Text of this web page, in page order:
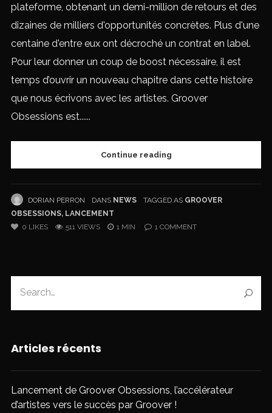
plateforme, obtenant un demi-million de retours et des
dizaines de milliers d'opportunités concrètes. Plus d'une
centaine d'entre eux ont décroché un contrat en label.
Pour leur donner un coup de boost nécessaire, il est
temps d’ouvrir un nouveau chapitre dans cette histoire
que nous écrivons avec les artistes. Groover
Obsessions est......
Continue reading
DORIAN PERRON DANS NEWS TAGGED AS GROOVER
OBSESSIONS, LANCEMENT
0 LIKES 511 VIEWS 1 MIN 1 COMMENT
Articles récents
Lancement de Groover Obsessions, l’accélérateur
d’artistes vers le succès par Groover !